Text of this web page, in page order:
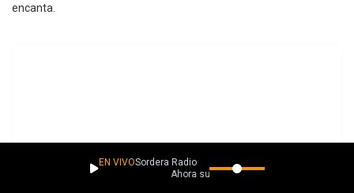
encanta.
EN VIVOSordera Radio
Ahora suena